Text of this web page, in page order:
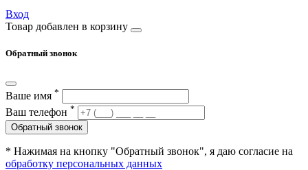
Вход
Товар добавлен в корзину
Обратный звонок
Ваше имя *
Ваш телефон *
Обратный звонок
* Нажимая на кнопку "Обратный звонок", я даю согласие на
обработку персональных данных